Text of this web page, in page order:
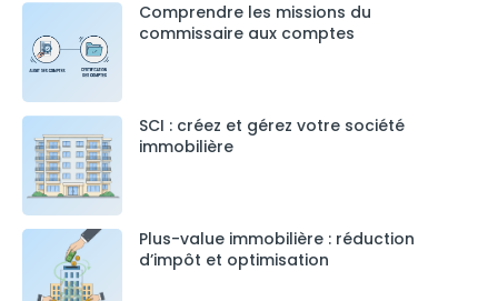
Comprendre les missions du
commissaire aux comptes
SCI : créez et gérez votre société
immobilière
Plus-value immobilière : réduction
d’impôt et optimisation